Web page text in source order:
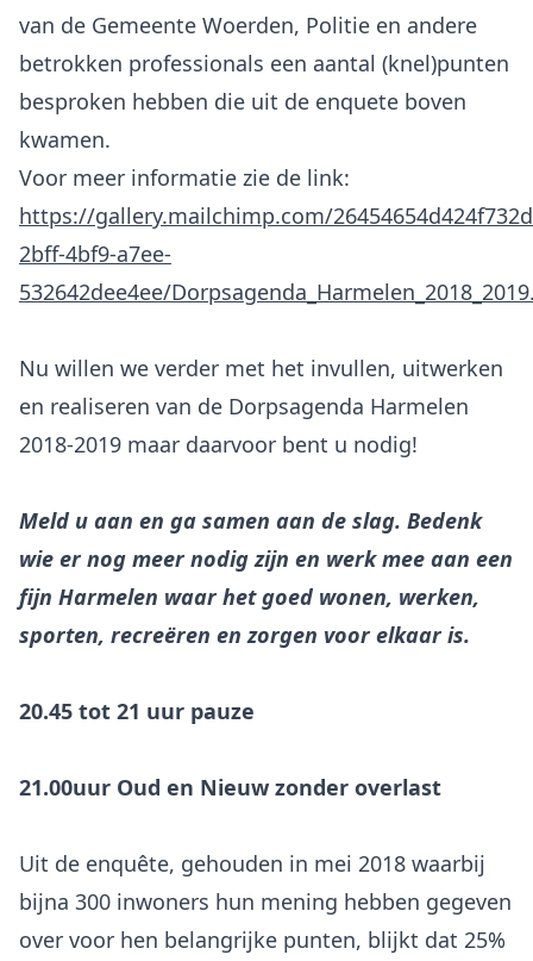
van de Gemeente Woerden, Politie en andere
betrokken professionals een aantal (knel)punten
besproken hebben die uit de enquete boven
kwamen.
https://gallery.mailchimp.com/
2bff-4bf9-a7ee-
532642dee4ee/
Nu willen we verder met het invullen, uitwerken
en realiseren van de Dorpsagenda Harmelen
2018-2019 maar daarvoor bent u nodig!
Meld u aan en ga samen aan de slag. Bedenk
wie er nog meer nodig zijn en werk mee aan een
fijn Harmelen waar het goed wonen, werken,
sporten, recreëren en zorgen voor elkaar is.
20.45 tot 21 uur pauze
21.00uur Oud en Nieuw zonder overlast
Uit de enquête, gehouden in mei 2018 waarbij
bijna 300 inwoners hun mening hebben gegeven
over voor hen belangrijke punten, blijkt dat 25%